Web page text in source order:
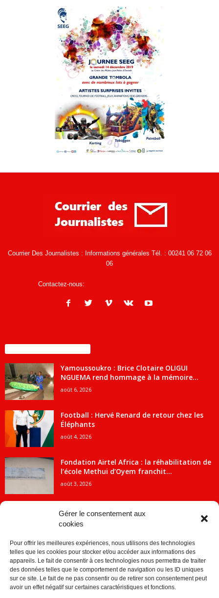
Gérer le consentement aux
cookies
Pour offrir les meilleures expériences, nous utilisons des technologies
telles que les cookies pour stocker et/ou accéder aux informations des
appareils. Le fait de consentir à ces technologies nous permettra de traiter
des données telles que le comportement de navigation ou les ID uniques
sur ce site. Le fait de ne pas consentir ou de retirer son consentement peut
avoir un effet négatif sur certaines caractéristiques et fonctions.
Courrier Des Journalistes : Informations générales Tél. : 00241 06 72 06
06
Contactez-nous:
Yamoussoukro : Brice Clotaire OLIGUI
NGUEMA rend hommage à la mémoire...
août 6, 2026
Football : Hervé Renard de retour chez les
Éléphants
août 4, 2026
Fondation Airtel Africa : la réhabilitation de
l’école Methui d’Oyem franchit...
août 3, 2026
ACTUALITES
Economie 2091
1840
Société